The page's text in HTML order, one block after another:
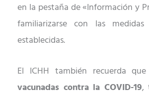
en la pestaña de«Información y
familiarizarse con las
establecidas.
El ICHH también recuerda que
vacunadas contra la COVID-19,